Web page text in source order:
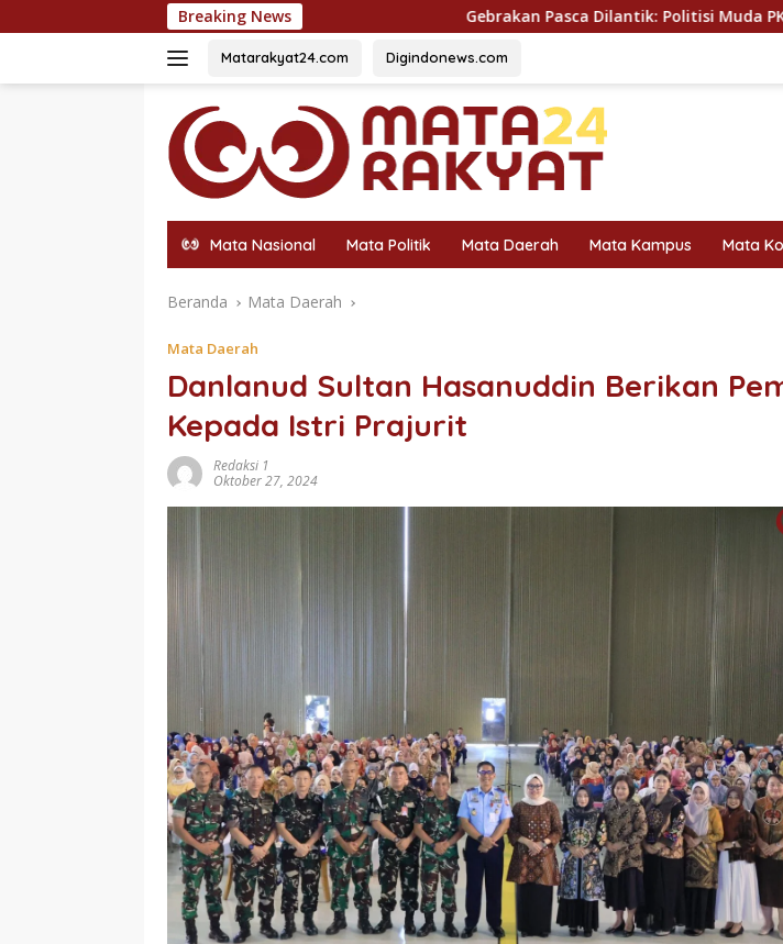
ke
Breaking NewsGebrakan Pasca Dilantik: Politisi Muda PKB Fadli Aulia Serap
Matarakyat24.com Digindonews.com
Mata Nasional Mata Politik Mata Daerah Mata Kampus Mata
Beranda Mata Daerah
Mata Daerah
Danlanud Sultan Hasanuddin Berikan
Kepada Istri Prajurit
Redaksi 1
Oktober 27, 2024